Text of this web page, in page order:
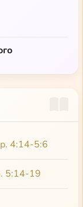
войны с
в
4:14-5:6
5:14-19